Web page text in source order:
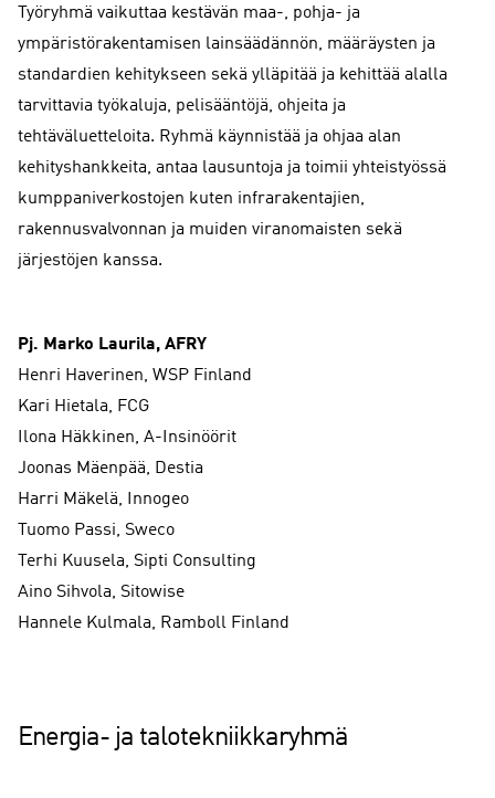
Työryhmä vaikuttaa kestävän maa-, pohja- ja
ympäristörakentamisen lainsäädännön, määräysten ja
standardien kehitykseen sekä ylläpitää ja kehittää alalla
tarvittavia työkaluja, pelisääntöjä, ohjeita ja
tehtäväluetteloita. Ryhmä käynnistää ja ohjaa alan
kehityshankkeita, antaa lausuntoja ja toimii yhteistyössä
kumppaniverkostojen kuten infrarakentajien,
rakennusvalvonnan ja muiden viranomaisten sekä
järjestöjen kanssa.
Pj. Marko Laurila, AFRY
Henri Haverinen, WSP Finland
Kari Hietala, FCG
Ilona Häkkinen, A-Insinöörit
Joonas Mäenpää, Destia
Harri Mäkelä, Innogeo
Tuomo Passi, Sweco
Terhi Kuusela, Sipti Consulting
Aino Sihvola, Sitowise
Hannele Kulmala, Ramboll Finland
Energia- ja talotekniikkaryhmä